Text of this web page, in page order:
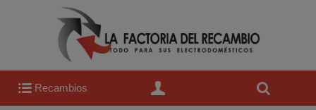
Recambios